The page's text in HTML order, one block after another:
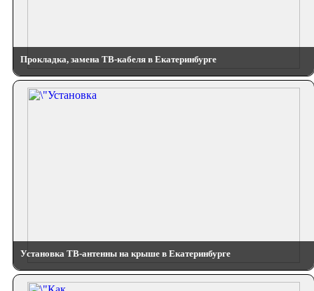
Прокладка, замена ТВ-кабеля в Екатеринбурге
Установка ТВ-антенны на крыше в Екатеринбурге